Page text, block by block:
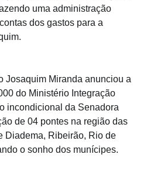
uma administração
dos gastos para a
Josaquim Miranda anunciou a
do Ministério Integração
incondicional da Senadora
de 04 pontes na região das
Diadema, Ribeirão, Rio de
o sonho dos munícipes.